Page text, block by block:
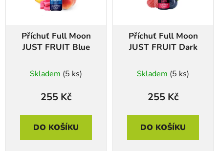
Příchuť Full Moon
JUST FRUIT Blue
Skladem (5 ks)
255 Kč
DO KOŠÍKU
Příchuť Full Moon
JUST FRUIT Dark
Skladem (5 ks)
255 Kč
DO KOŠÍKU